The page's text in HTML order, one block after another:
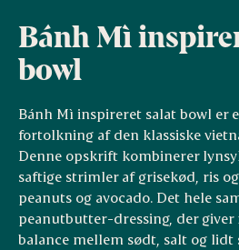
Bánh Mì
bowl
Bánh Mì inspireret salat bowl er
fortolkning af den klassiske
Denne opskrift kombinerer
saftige strimler af grisekød, ris
peanuts og avocado. Det hele
peanutbutter-dressing, der
balance mellem sødt, salt og lidt